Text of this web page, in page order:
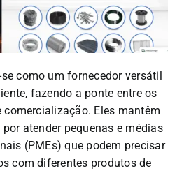
como um fornecedor versátil
fazendo a ponte entre os
Eles mantêm
atender pequenas e médias
(PMEs) que podem precisar
com diferentes produtos de